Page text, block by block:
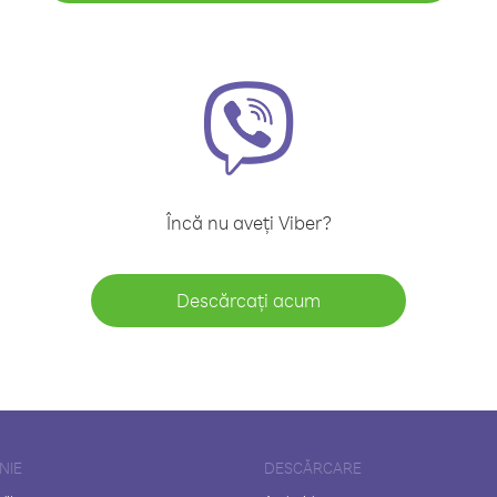
Încă nu aveți Viber?
Descărcați acum
DESCĂRCARE